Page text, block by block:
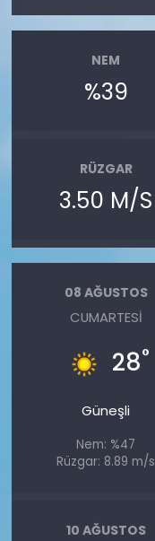
NEM
%39
RÜZGAR
3.50 M/S
08 AĞUSTOS
CUMARTESI
28°
Güneşli
Nem: %47
Rüzgar: 8.89 m/s
10 AĞUSTOS